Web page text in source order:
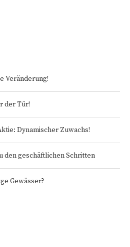
Veränderung!
der Tür!
Dynamischer Zuwachs!
den geschäftlichen Schritten
Gewässer?